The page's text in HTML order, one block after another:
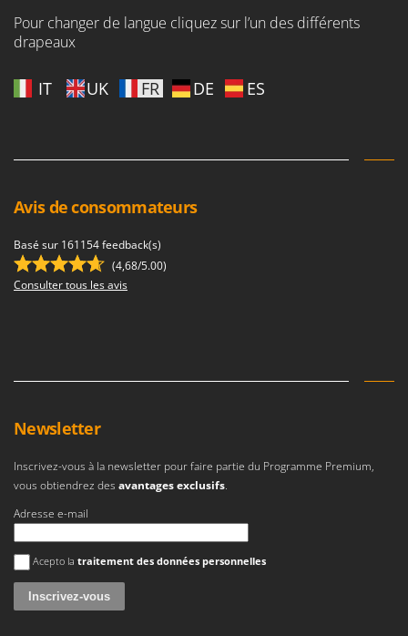
Pour changer de langue cliquez sur l’un des différents
drapeaux
IT UK FR DE ES
Avis de consommateurs
Basé sur 161154 feedback(s)
(4,68/5.00)
Consulter tous les avis
Newsletter
Inscrivez-vous à la newsletter pour faire partie du Programme Premium,
vous obtiendrez des avantages exclusifs.
Adresse e-mail
Une erreur est survenue
Acepto la traitement des données personnelles